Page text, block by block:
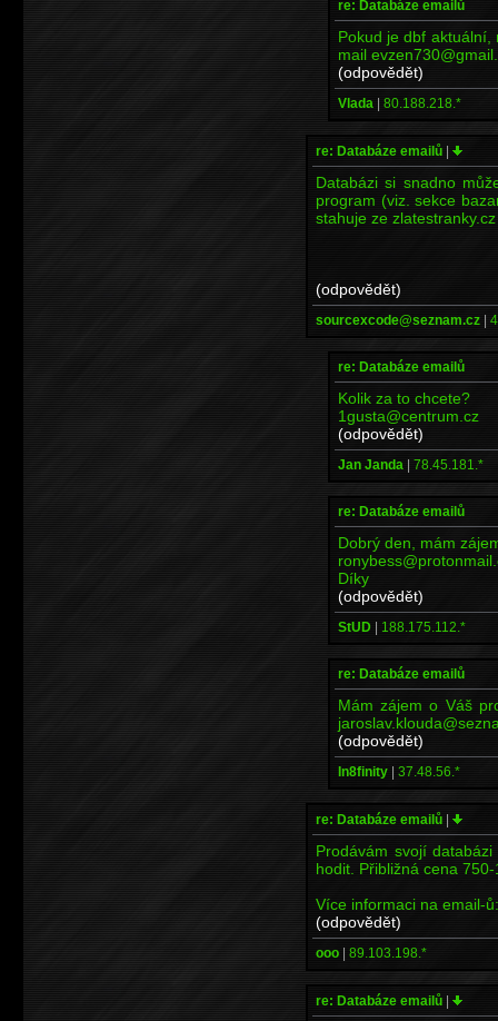
re: Databáze emailů
Pokud je dbf
mail
(odpovědět)
Vlada | 80.188.218.*
re: Databáze emailů |
Databázi si snadno
program (viz. sekce
stahuje ze zlatestranky.cz
(odpovědět)
sourcexcode@seznam.cz |
re: Databáze emailů
Kolik za to chcete?
1gusta@centrum.cz
(odpovědět)
Jan Janda | 78.45.181.*
re: Databáze emailů
Dobrý den, mám
Díky
(odpovědět)
StUD | 188.175.112.*
re: Databáze emailů
Mám zájem o Váš
(odpovědět)
In8finity | 37.48.56.*
re: Databáze emailů |
Prodávám svojí
hodit. Přibližná cena
Více informaci na email-
(odpovědět)
ooo | 89.103.198.*
re: Databáze emailů |